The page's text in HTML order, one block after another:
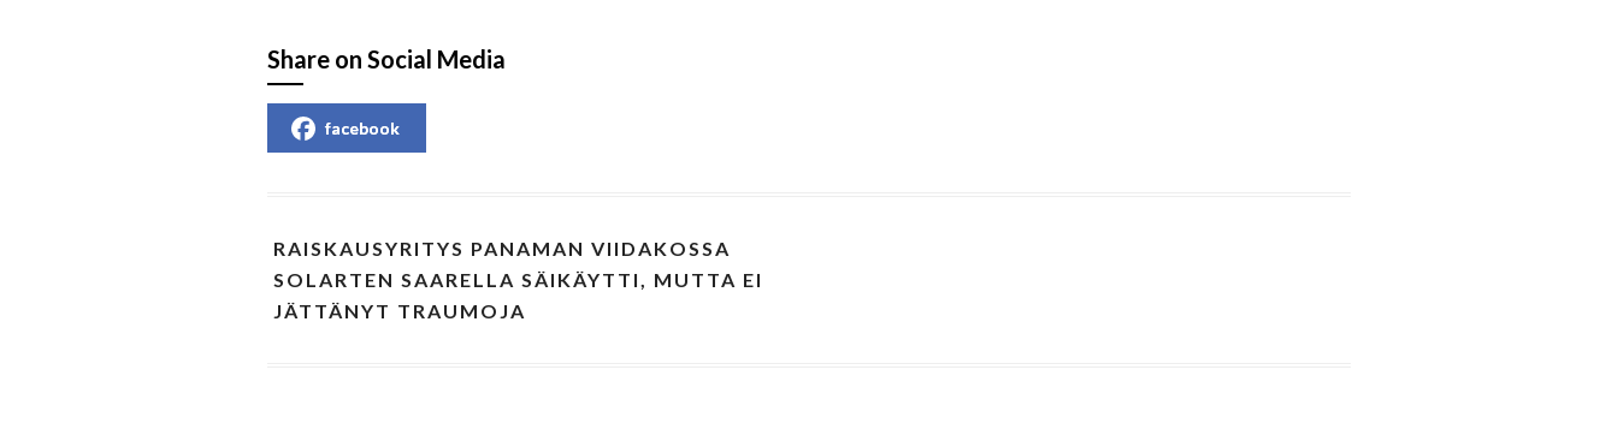
Share on Social Media
facebook
RAISKAUSYRITYS PANAMAN VIIDAKOSSA
SOLARTEN SAARELLA SÄIKÄYTTI, MUTTA EI
JÄTTÄNYT TRAUMOJA